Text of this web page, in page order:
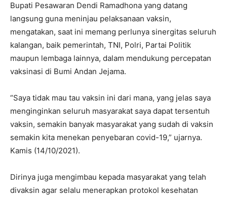
Bupati Pesawaran Dendi Ramadhona yang datang
langsung guna meninjau pelaksanaan vaksin,
mengatakan, saat ini memang perlunya sinergitas seluruh
kalangan, baik pemerintah, TNI, Polri, Partai Politik
maupun lembaga lainnya, dalam mendukung percepatan
vaksinasi di Bumi Andan Jejama.
“Saya tidak mau tau vaksin ini dari mana, yang jelas saya
menginginkan seluruh masyarakat saya dapat tersentuh
vaksin, semakin banyak masyarakat yang sudah di vaksin
semakin kita menekan penyebaran covid-19,” ujarnya.
Kamis (14/10/2021).
Dirinya juga mengimbau kepada masyarakat yang telah
divaksin agar selalu menerapkan protokol kesehatan